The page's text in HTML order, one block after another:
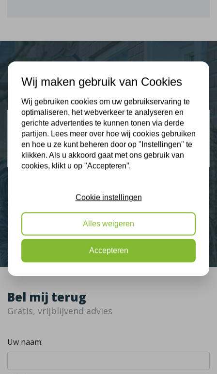
Plus Isolatie
Uw isolatie specialist
9,3
Klantbeoordelingen
2274 klanten beoordelen ons met een 9.3
Bel mij terug
Gratis, vrijblijvend advies
Uw naam:
Wij maken gebruik van Cookies
Wij gebruiken cookies om uw gebruikservaring te
optimaliseren, het webverkeer te analyseren en
gerichte advertenties te kunnen tonen via derde
partijen. Lees meer over hoe wij cookies gebruiken
en hoe u ze kunt beheren door op "Instellingen" te
klikken. Als u akkoord gaat met ons gebruik van
cookies, klikt u op "Accepteren”.
Cookie instellingen
Alles weigeren
Accepteren